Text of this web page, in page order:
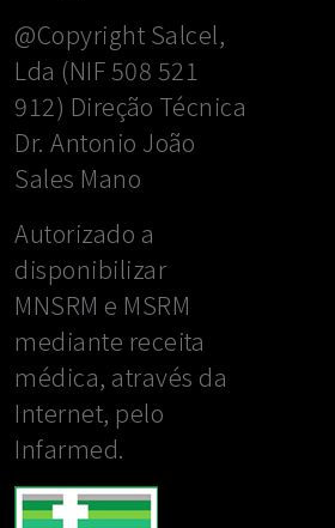
@Copyright Salcel,
Lda (NIF 508 521
912) Direção Técnica
Dr. Antonio João
Sales Mano
Autorizado a
disponibilizar
MNSRM e MSRM
mediante receita
médica, através da
Internet, pelo
Infarmed.